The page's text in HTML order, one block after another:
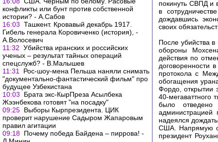
конфликты или бунт против собственной
истории? - А.Сабов
16:03 Ташкент. Кровавый декабрь 1917.
Гибель генерала Коровиченко (история), -
А.Волосевич
11:32 Убийства иранских и российских
ученых – результат тайных операций
спецслужб? - В.Малышев
11:31
Рос-шоу-мена Пельша наняли снимать
"документально-фантастический фильм" про
будущее Узбекистана
10:03
Брата экс-КырПреза Асылбека
Жээнбекова готовят "на посадку"
09:25 Выборы Кырпрезидента. ЦИК
проверит нарушение Садыром Жапаровым
правил агитации
09:18 Почему победа Байдена – пиррова! -
покинуть СВПД и
в
дождавшись
своих
После убийства
обороны
действия по
договоренности
протокола с
обогащения
Фордо, открытии
40-мегаваттного
было отведено
надеялся
США. Напрямую
президент